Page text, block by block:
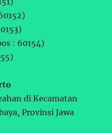
: 60154)
di Kecamatan
Provinsi Jawa